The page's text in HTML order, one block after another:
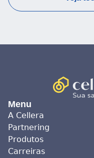
Menu
A Cellera
Partnering
Produtos
Carreiras